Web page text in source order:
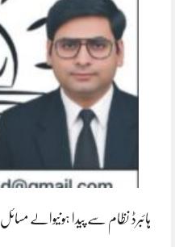
ہائبرڈ نظام سے پیدا ہونیوالے مسائل